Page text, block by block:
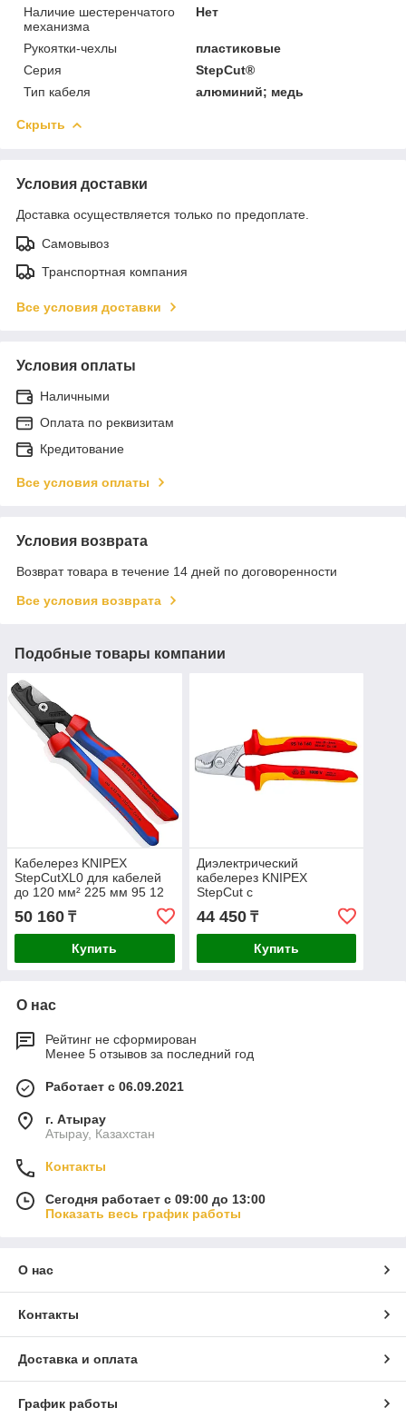
Наличие шестеренчатого
механизма
Нет
Рукоятки-чехлы
пластиковые
Серия
StepCut®
Тип кабеля
алюминий; медь
Скрыть
Условия доставки
Доставка осуществляется только по предоплате.
Самовывоз
Транспортная компания
Все условия доставки
Условия оплаты
Наличными
Оплата по реквизитам
Кредитование
Все условия оплаты
Условия возврата
Возврат товара в течение 14 дней по договоренности
Все условия возврата
Подобные товары компании
Кабелерез KNIPEX
StepCutXL0 для кабелей
до 120 мм² 225 мм 95 12
50 160 ₸
Купить
Диэлектрический
кабелерез KNIPEX
StepCut с
двухкомпонентной
рукояткой 160мм 9516160
44 450₸
Купить
О нас
Рейтинг не сформирован
Менее 5 отзывов за последний год
Работает с 06.09.2021
г. Атырау
Атырау, Казахстан
Контакты
Сегодня работает с 09:00 до 13:00
Показать весь график работы
О нас
Контакты
Доставка и оплата
График работы